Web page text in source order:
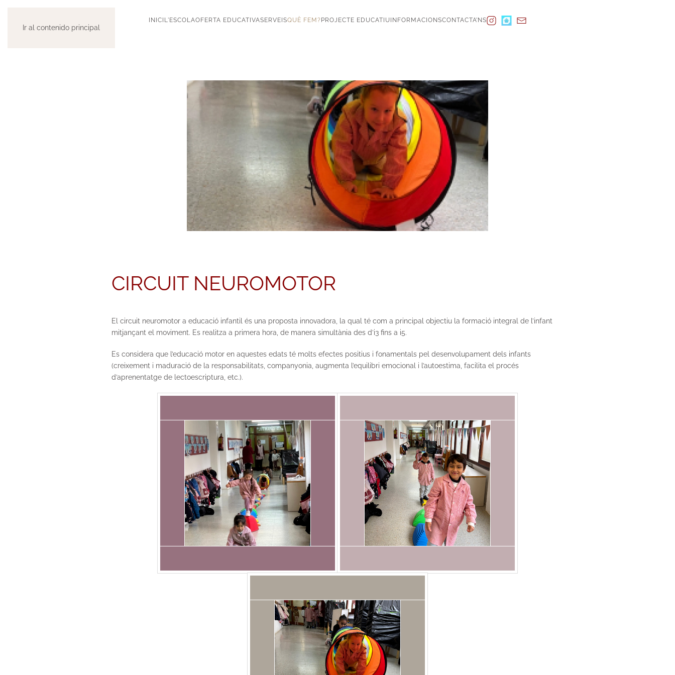
Ir al contenido principal
INICI L'ESCOLAOFERTA EDUCATIVASERVEISQUÈ FEM? PROJECTE EDUCATIU INFORMACIONSCONTACTA’NS
CIRCUIT NEUROMOTOR
El circuit neuromotor a educació infantil és una proposta innovadora, la qual té com a principal objectiu la formació integral de l’infant
mitjançant el moviment. Es realitza a primera hora, de manera simultània des d’i3 fins a i5.
Es considera que l’educació motor en aquestes edats té molts efectes positius i fonamentals pel desenvolupament dels infants
(creixement i maduració de la responsabilitats, companyonia, augmenta l’equilibri emocional i l’autoestima, facilita el procés
d’aprenentatge de lectoescriptura, etc.).